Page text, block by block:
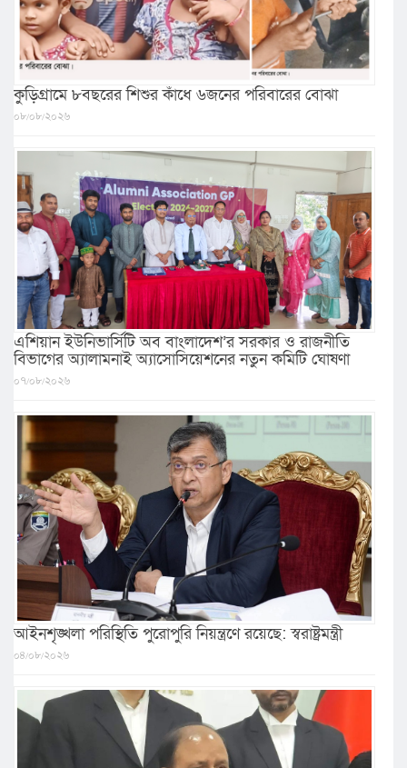
কুড়িগ্রামে ৮বছরের শিশুর কাঁধে ৬জনের পরিবারের বোঝা
০৮/০৮/২০২৬
এশিয়ান ইউনিভার্সিটি অব বাংলাদেশ’র সরকার ও রাজনীতি
বিভাগের অ্যালামনাই অ্যাসোসিয়েশনের নতুন কমিটি ঘোষণা
০৭/০৮/২০২৬
আইনশৃঙ্খলা পরিস্থিতি পুরোপুরি নিয়ন্ত্রণে রয়েছে: স্বরাষ্ট্রমন্ত্রী
০৪/০৮/২০২৬